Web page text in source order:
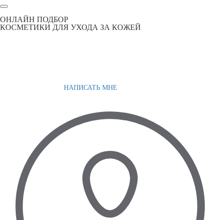
ОНЛАЙН ПОДБОР
КОСМЕТИКИ ДЛЯ УХОДА ЗА КОЖЕЙ
НАПИСАТЬ МНЕ